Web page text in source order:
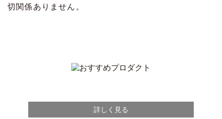
切関係ありません。
詳しく見る